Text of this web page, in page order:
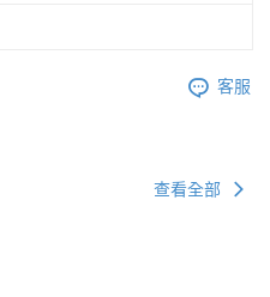
客服
查看全部